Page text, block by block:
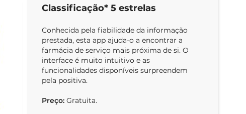
Classificação* 5 estrelas
Conhecida pela fiabilidade da informação
prestada, esta app ajuda-o a encontrar a
farmácia de serviço mais próxima de si. O
interface é muito intuitivo e as
funcionalidades disponíveis surpreendem
pela positiva.
Preço: Gratuita.